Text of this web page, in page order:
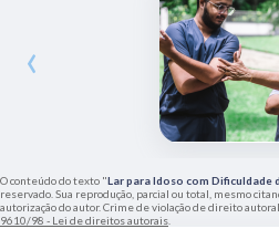
‹
O conteúdo do texto "Lar para Idoso com Dificuldade
reservado. Sua reprodução, parcial ou total, mesmo
autorização do autor. Crime de violação de direito
9610/98 - Lei de direitos autorais